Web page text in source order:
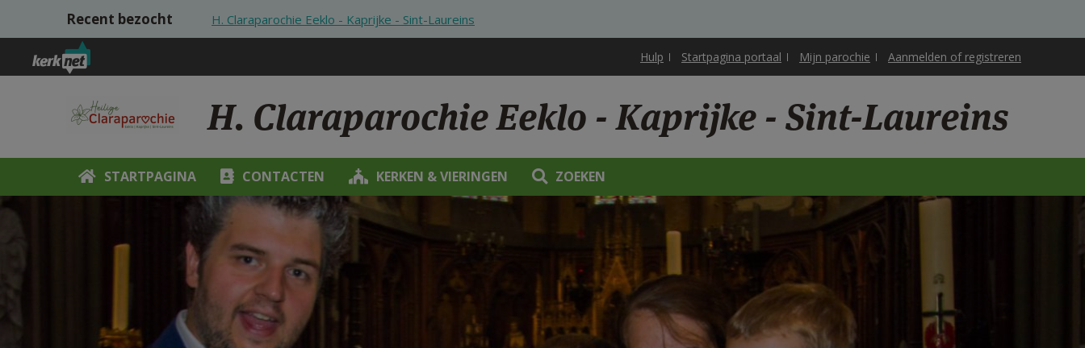
Overslaan en naar de inhoud gaan
Recent bezocht H. Claraparochie Eeklo - Kaprijke - Sint-Laureins
Hulp Startpagina portaal Mijn parochie Aanmelden of registreren
H. Claraparochie Eeklo - Kaprijke - Sint-Laureins
STARTPAGINA CONTACTEN KERKEN & VIERINGEN ZOEKEN